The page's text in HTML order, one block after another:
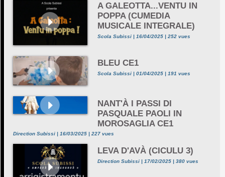
A GALEOTTA...VENTU IN
POPPA (CUMEDIA
MUSICALE INTEGRALE)
Scola Subissi | 16/04/2025 | 252 vues
BLEU CE1
Scola Subissi | 01/04/2025 | 191 vues
NANT'À I PASSI DI
PASQUALE PAOLI IN
MOROSAGLIA CE1
Direction Subissi | 16/03/2025 | 227 vues
LEVA D'AVÀ (CICULU 3)
Direction Subissi | 17/02/2025 | 380 vues